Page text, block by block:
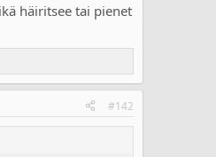
häiritsee tai pienet
#142